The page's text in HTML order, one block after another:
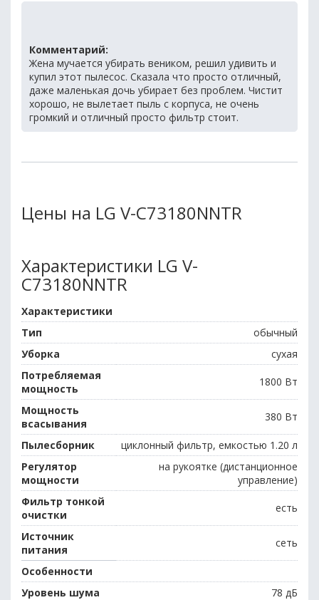
Комментарий:
Жена мучается убирать веником, решил удивить и
купил этот пылесос. Сказала что просто отличный,
даже маленькая дочь убирает без проблем. Чистит
хорошо, не вылетает пыль с корпуса, не очень
громкий и отличный просто фильтр стоит.
Цены на LG V-C73180NNTR
Характеристики LG V-
C73180NNTR
Характеристики
Тип
обычный
Уборка
сухая
Потребляемая
мощность
1800 Вт
Мощность
всасывания
380 Вт
Пылесборник
циклонный фильтр, емкостью 1.20 л
Регулятор
мощности
на рукоятке (дистанционное
управление)
Фильтр тонкой
очистки
есть
Источник
питания
сеть
Особенности
Уровень шума
78 дБ